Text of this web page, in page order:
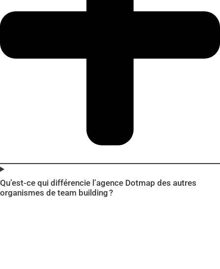
Qu’est-ce qui différencie l’agence Dotmap des autres
organismes de team building ?